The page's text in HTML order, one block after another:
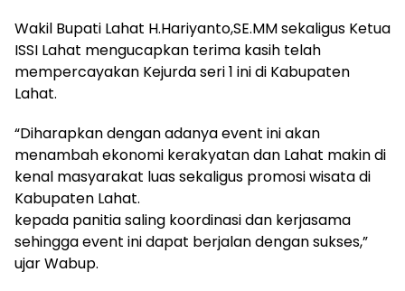
Wakil Bupati Lahat H.Hariyanto,SE.MM sekaligus Ketua
ISSI Lahat mengucapkan terima kasih telah
mempercayakan Kejurda seri 1 ini di Kabupaten
Lahat.
“Diharapkan dengan adanya event ini akan
menambah ekonomi kerakyatan dan Lahat makin di
kenal masyarakat luas sekaligus promosi wisata di
Kabupaten Lahat.
kepada panitia saling koordinasi dan kerjasama
sehingga event ini dapat berjalan dengan sukses,”
ujar Wabup.